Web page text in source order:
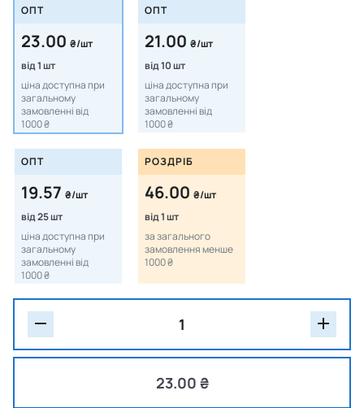
ОПТ
23.00 ₴/шт
від 1 шт
ціна доступна при
загальному
замовленні від
1000 ₴
ОПТ
21.00 ₴/шт
від 10 шт
ціна доступна при
загальному
замовленні від
1000 ₴
ОПТ
19.57 ₴/шт
від 25 шт
ціна доступна при
загальному
замовленні від
1000 ₴
РОЗДРІБ
46.00 ₴/шт
від 1 шт
за загального
замовлення менше
1000 ₴
23.00 ₴